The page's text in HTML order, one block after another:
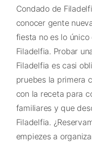
Condado de
conocer gente
fiesta no es lo
Filadelfia. Probar
Filadelfia es casi
pruebes la primera
con la receta para
familiares y que
Filadelfia.
empiezes a